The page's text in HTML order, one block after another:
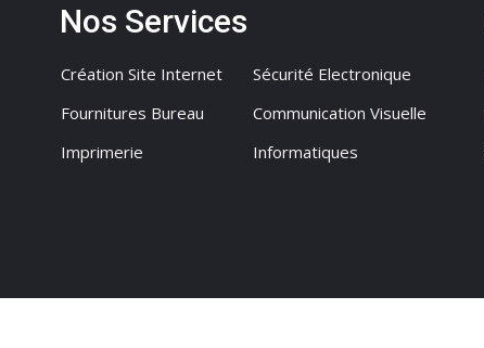
Nos Services
Création Site Internet
Sécurité Electronique
Fournitures Bureau
Communication Visuelle
Imprimerie
Informatiques